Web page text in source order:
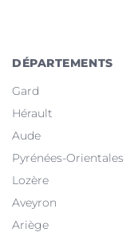
DÉPARTEMENTS
Gard
Hérault
Aude
Pyrénées-Orientales
Lozère
Aveyron
Ariège